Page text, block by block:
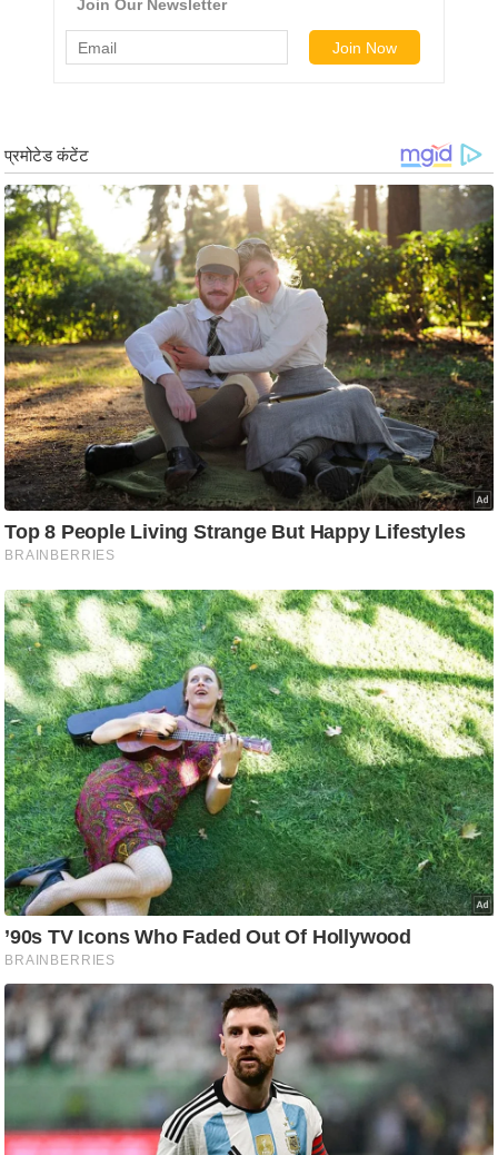
ड
हॉ
ली
वु
ड
फि
ल्म
स
मी
क्षा
B
r
e
a
i
n
g
N
e
w
s
ला
इ
फ
स्टा
इ
ल
टे
क्नॉ
लॉ
जी
ब्यू
टी